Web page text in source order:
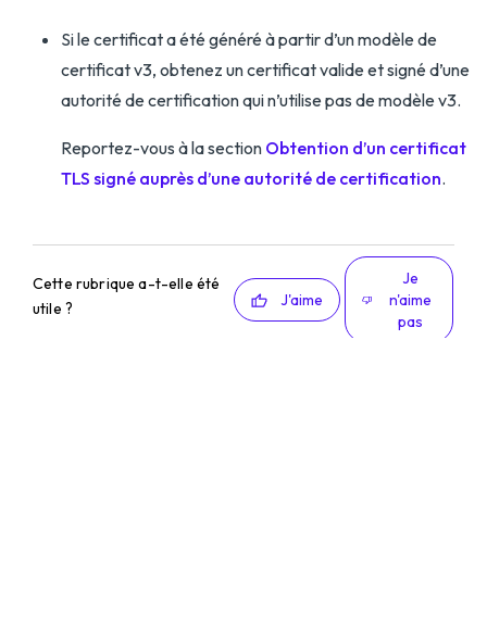
Si le certificat a été généré à partir d’un modèle de
certificat v3, obtenez un certificat valide et signé d’une
autorité de certification qui n’utilise pas de modèle v3.
Reportez-vous à la section Obtention d’un certificat
TLS signé auprès d’une autorité de certification.
Cette rubrique a-t-elle été
utile ?
J'aime
Je
n'aime
pas